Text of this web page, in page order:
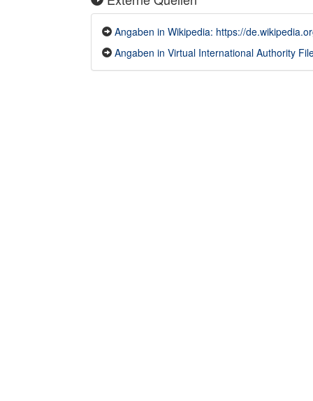
Angaben in Wikipedia: https://
Angaben in Virtual International Authority